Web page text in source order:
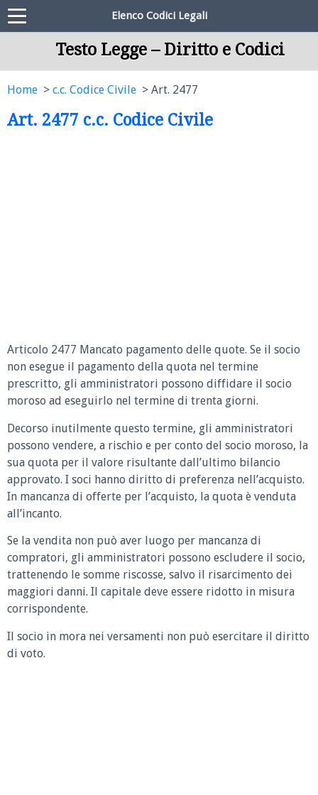
Elenco Codici Legali
Testo Legge – Diritto e Codici
Home c.c. Codice Civile Art. 2477
Art. 2477 c.c. Codice Civile
Articolo 2477 Mancato pagamento delle quote. Se il socio
non esegue il pagamento della quota nel termine
prescritto, gli amministratori possono diffidare il socio
moroso ad eseguirlo nel termine di trenta giorni.
Decorso inutilmente questo termine, gli amministratori
possono vendere, a rischio e per conto del socio moroso, la
sua quota per il valore risultante dall’ultimo bilancio
approvato. I soci hanno diritto di preferenza nell’acquisto.
In mancanza di offerte per l’acquisto, la quota è venduta
all’incanto.
Se la vendita non può aver luogo per mancanza di
compratori, gli amministratori possono escludere il socio,
trattenendo le somme riscosse, salvo il risarcimento dei
maggiori danni. Il capitale deve essere ridotto in misura
corrispondente.
Il socio in mora nei versamenti non può esercitare il diritto
di voto.